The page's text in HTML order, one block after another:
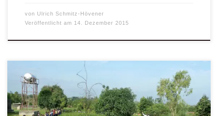
von Ulrich Schmitz-Hövener
Veröffentlicht am 14. Dezember 2015
Dorf Obiya Palaro in Uganda bereitet sich auf neues
Krankenhaus vor / Größe je nach Spendenaufkommen -